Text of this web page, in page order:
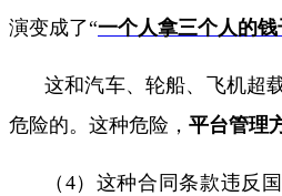
演变成了“一个人拿三个人的
这和汽车、轮船、飞机超
危险的。这种危险， 平台管理
（ 4）这种合同条款违反